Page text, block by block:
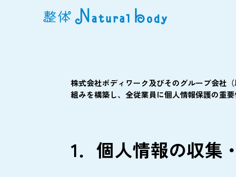
株式会社ボディワーク及びそのグループ会社
組みを構築し、全従業員に個人情報保護の重
1．個人情報の収集